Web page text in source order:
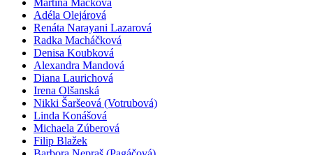
Adéla Olejárová
Renáta Narayani Lazarová
Radka Macháčková
Denisa Koubková
Alexandra Mandová
Diana Laurichová
Irena Olšanská
Nikki Šaršeová (Votrubová)
Linda Konášová
Michaela Zúberová
Filip Blažek